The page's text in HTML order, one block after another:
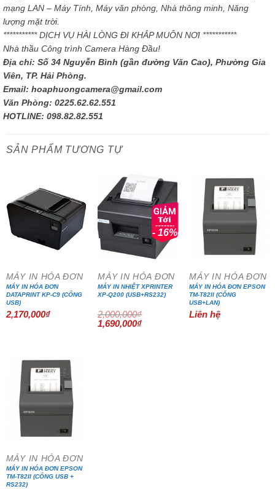
mạng LAN – Máy Tính, Máy văn phòng, Nhà thông minh, Năng
lượng mặt trời.
*********** DỊCH VỤ HÀI LÒNG ĐI KHẮP MUÔN NƠI ***********
Nhà thầu Công trình Camera Hàng Đầu!
Địa chỉ: Số 34 Nguyễn Bình (gần đường Văn Cao), Phường Gia
Viên, TP. Hải Phòng.
Email: hoaphuongcamera@gmail.com
Văn Phòng: 0225.62.62.551
HOTLINE: 098.82.82.551
SẢN PHẨM TƯƠNG TỰ
MÁY IN HÓA ĐƠN
MÁY IN HÓA ĐƠN
DATAPRINT KP-C9 (CỔNG
USB)
2,170,000₫
- 16%
MÁY IN HÓA ĐƠN
MÁY IN NHIỆT XPRINTER
XP-Q200 (USB+RS232)
2,000,000₫
Giá
gốc
1,690,000₫Giá
MÁY IN HÓA ĐƠN
MÁY IN HÓA ĐƠN EPSON
TM-T82II (CỔNG
USB+LAN)
Liên hệ
MÁY IN HÓA ĐƠN
MÁY IN HÓA ĐƠN EPSON
TM-T82II (CỔNG USB +
RS232)